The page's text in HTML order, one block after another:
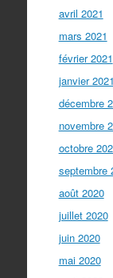
avril 2021
mars 2021
février 2021
janvier 2021
décembre
novembre
octobre
septembre
août 2020
juillet 2020
juin 2020
mai 2020